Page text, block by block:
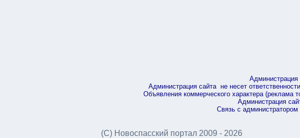
Администрация
Администрация сайта не несет
Объявления коммерческого характера (реклама
Администрация
Связь с
(С) Новоспасский портал 2009 - 2026